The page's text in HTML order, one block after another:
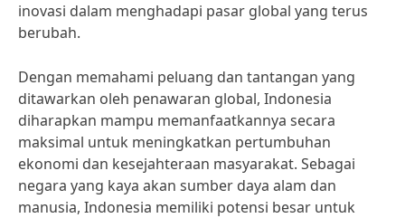
inovasi dalam menghadapi pasar global yang terus
berubah.
Dengan memahami peluang dan tantangan yang
ditawarkan oleh penawaran global, Indonesia
diharapkan mampu memanfaatkannya secara
maksimal untuk meningkatkan pertumbuhan
ekonomi dan kesejahteraan masyarakat. Sebagai
negara yang kaya akan sumber daya alam dan
manusia, Indonesia memiliki potensi besar untuk